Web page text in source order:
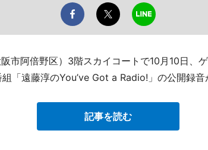
市阿倍野区）3階スカイコートで10月10日、
「遠藤淳のYou’ve Got a Radio!」の公開録音
記事を読む